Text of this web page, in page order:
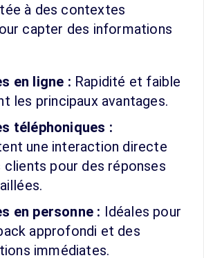
à des contextes
capter des informations
en ligne : Rapidité et faible
les principaux avantages.
téléphoniques :
une interaction directe
clients pour des réponses
en personne : Idéales pour
approfondi et des
immédiates.